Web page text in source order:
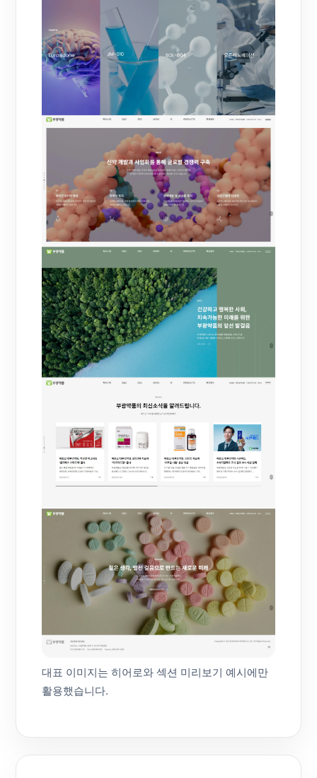
대표 이미지는 히어로와 섹션 미리보기 예시에만
활용했습니다.